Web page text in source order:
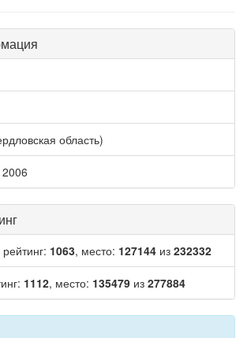
область)
2006
рейтинг: 1063, место: 127144 из 232332
1112, место: 135479 из 277884